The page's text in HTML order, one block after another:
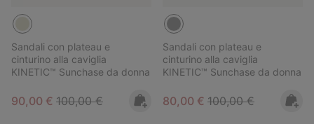
Sandali con plateau e
cinturino alla caviglia
KINETIC™ Sunchase da donna
Sale price:
90,00 € Regular price:
100,00 €
Sandali con plateau e
cinturino alla caviglia
KINETIC™ Sunchase da donna
Sale price:
80,00 € Regular price:
100,00 €